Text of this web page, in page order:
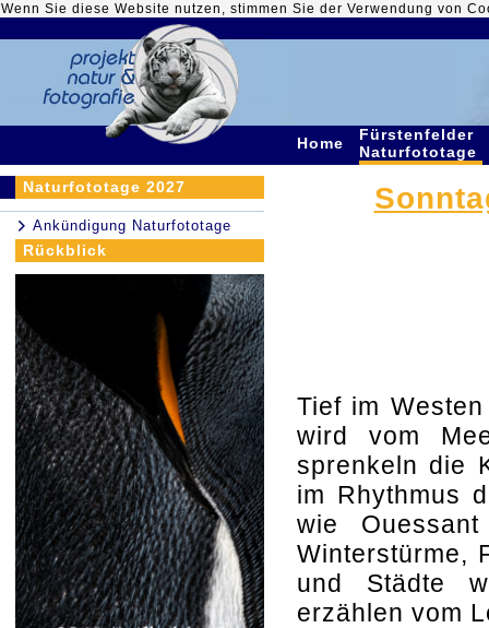
Wenn Sie diese Website nutzen, stimmen Sie der Verwendung von
Home
Fürstenfelder
Naturfototage
Naturfototage 2027
Ankündigung Naturfototage
Rückblick
Tief im
wird vom
sprenkeln die
im Rhythmus
wie
Winterstürme,
und Städte
erzählen vom